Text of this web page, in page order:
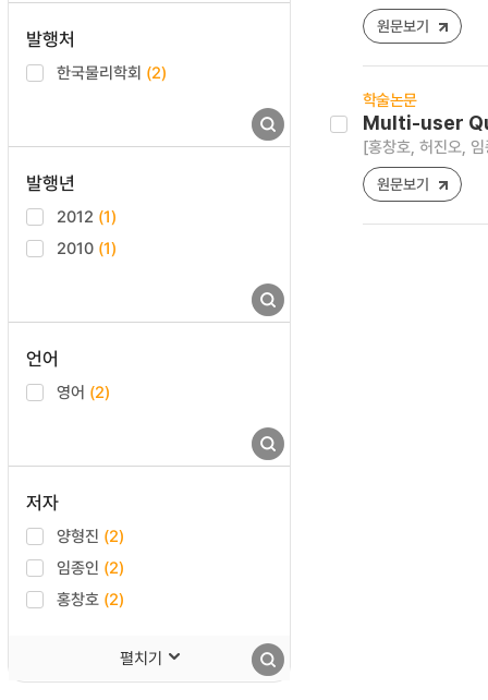
발행처
한국물리학회 (2)
발행년
2012 (1)
2010 (1)
언어
영어 (2)
저자
양형진 (2)
임종인 (2)
홍창호 (2)
펼치기
원문보기
학술논문
Multi-user
[홍창호, 허진오,
원문보기